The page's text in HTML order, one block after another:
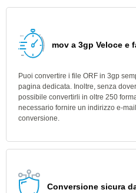
mov a 3gp Veloce e
Puoi convertire i file ORF in 3gp
pagina dedicata. Inoltre, senza
possibile convertirli in oltre 250
necessario fornire un indirizzo e-
conversione.
Conversione sicura